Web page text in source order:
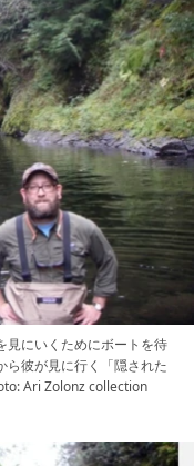
見にいくためにボートを待
ら彼が見に行く「隠された
Ari Zolonz collection